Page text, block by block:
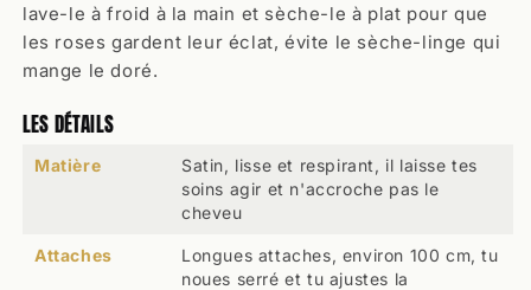
lave-le à froid à la main et sèche-le à plat pour que
les roses gardent leur éclat, évite le sèche-linge qui
mange le doré.
LES DÉTAILS
Matière
Satin, lisse et respirant, il laisse tes
soins agir et n'accroche pas le
cheveu
Attaches
Longues attaches, environ 100 cm, tu
noues serré et tu ajustes la